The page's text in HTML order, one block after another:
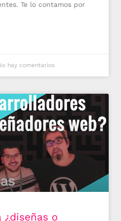
Te lo contamos por
hay comentarios
¿diseñas o